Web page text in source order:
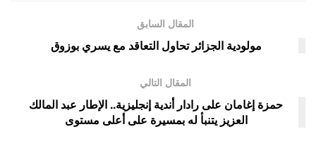
المقال السابق
مولودية الجزائر تحاول التعاقد مع يسري بوزوق
المقال التالي
حمزة إغامان على رادار أندية إنجليزية.. الإطار عبد المالك
العزيز يتنبأ له بمسيرة على أعلى مستوى